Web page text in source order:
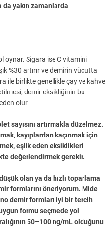
da yakın zamanlarda
oynar. Sigara ise C vitamini
%30 artırır ve demirin vücutta
ile birlikte genellikle çay ve kahve
demir eksikliğinin bu
olur.
sayısını artırmakla düzelmez.
kayıplardan kaçınmak için
eşlik eden eksiklikleri
değerlendirmek gerekir.
olan ya da hızlı toparlama
formlarını öneriyorum. Mide
demir formları iyi bir tercih
formu seçmede yol
50–100 ng/mL olduğunu